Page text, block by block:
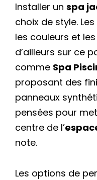
Installer un spa
choix de style.
les couleurs et
d’ailleurs sur ce
comme Spa
proposant des
panneaux
pensées pour
centre de l’
note.
Les options de